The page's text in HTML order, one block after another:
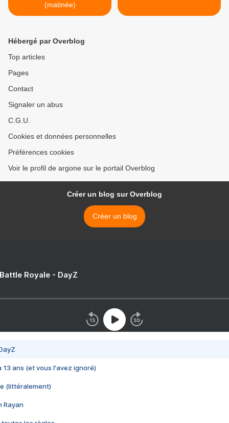
(matinée)
Hébergé par Overblog
Top articles
Pages
Contact
Signaler un abus
C.G.U.
Cookies et données personnelles
Préférences cookies
Voir le profil de argone sur le portail Overblog
Créer un blog sur Overblog
Créer un blog
Royale - DayZ
13 ans (et vous l'avez ignoré)
(littéralement)
Rayan